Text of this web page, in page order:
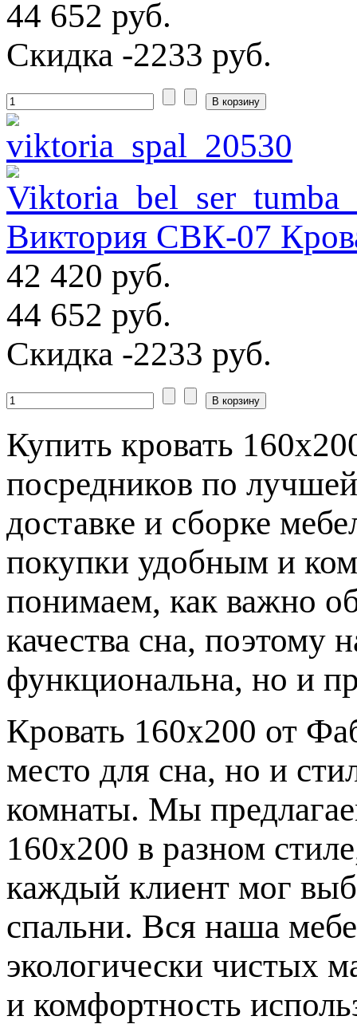
44 652 руб.
Скидка -2233 руб.
Виктория СВК-07
42 420 руб.
44 652 руб.
Скидка -2233 руб.
Купить кровать
посредников по
доставке и сборке
покупки удобным и
понимаем, как важно
качества сна, поэтому
функциональна, но и
Кровать 160х200 от
место для сна, но и
комнаты. Мы
160х200 в разном
каждый клиент мог
спальни. Вся наша
экологически чистых
и комфортность